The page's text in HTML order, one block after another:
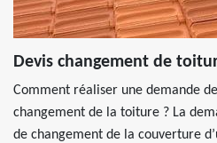
Devis changement de
Comment réaliser une demande
changement de la toiture ? La
de changement de la couverture